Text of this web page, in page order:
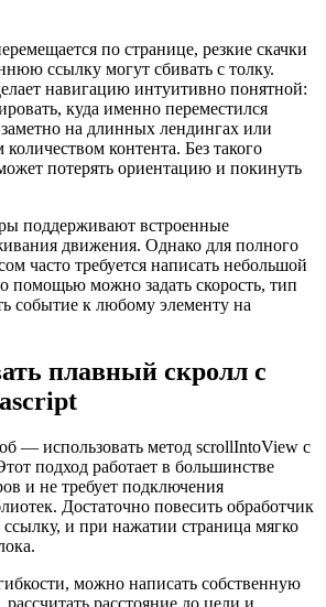
по странице, резкие скачки
ссылку могут сбивать с толку.
навигацию интуитивно понятной:
куда именно переместился
на длинных лендингах или
контента. Без такого
потерять ориентацию и покинуть
поддерживают встроенные
движения. Однако для полного
часто требуется написать небольшой
помощью можно задать скорость, тип
событие к любому элементу на
плавный скролл с
— использовать метод scrollIntoView с
подход работает в большинстве
и не требует подключения
Достаточно повесить обработчик
и при нажатии страница мягко
можно написать собственную